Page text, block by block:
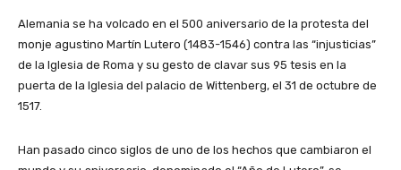
Alemania se ha volcado en el 500 aniversario de la protesta del
monje agustino Martín Lutero (1483-1546) contra las “injusticias”
de la Iglesia de Roma y su gesto de clavar sus 95 tesis en la
puerta de la Iglesia del palacio de Wittenberg, el 31 de octubre de
1517.
Han pasado cinco siglos de uno de los hechos que cambiaron el